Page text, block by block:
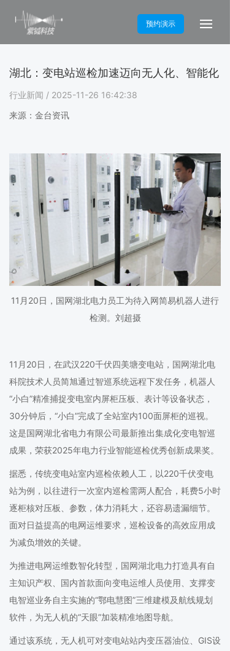
预约演示
湖北：变电站巡检加速迈向无人化、智能化
行业新闻 / 2025-11-26 16:42:38
来源：金台资讯
11月20日，国网湖北电力员工为待入网简易机器人进行
检测。刘超摄
11月20日，在武汉220千伏四美塘变电站，国网湖北电
科院技术人员简旭通过智巡系统远程下发任务，机器人
“小白”精准捕捉变电室内屏柜压板、表计等设备状态，
30分钟后，“小白”完成了全站室内100面屏柜的巡视。
这是国网湖北省电力有限公司最新推出集成化变电智巡
成果，荣获2025年电力行业智能巡检优秀创新成果奖。
据悉，传统变电站室内巡检依赖人工，以220千伏变电
站为例，以往进行一次室内巡检需两人配合，耗费5小时
逐柜核对压板、参数，体力消耗大，还容易遗漏细节。
面对日益提高的电网运维要求，巡检设备的高效应用成
为减负增效的关键。
为推进电网运维数智化转型，国网湖北电力打造具有自
主知识产权、国内首款面向变电运维人员使用、支撑变
电智巡业务自主实施的“鄂电慧图”三维建模及航线规划
软件，为无人机的“天眼”加装精准地图导航。
通过该系统，无人机可对变电站站内变压器油位、GIS设